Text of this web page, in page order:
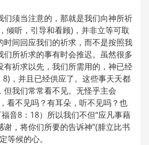
须当注意的，那就是我们向神所祈
倾听，引导和看顾)，并非立等可取
时间回应我们的祈求，而不是按照我
们所祈求的事有时会推迟。虽然很多
有祈求以先，我们所需用的，神已经
，并且已经供应了。这些事天天都
但我们常常看不见。无怪乎主会
看不见吗？有耳朵，听不见吗？也
音8：18）所以我们不但“应凡事藉
谢，将你们所要的告诉神”(腓立比书
等候的心。